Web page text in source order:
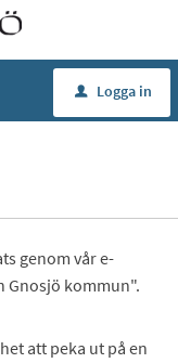
u Logga in
genom vår e-
Gnosjö kommun".
att peka ut på en